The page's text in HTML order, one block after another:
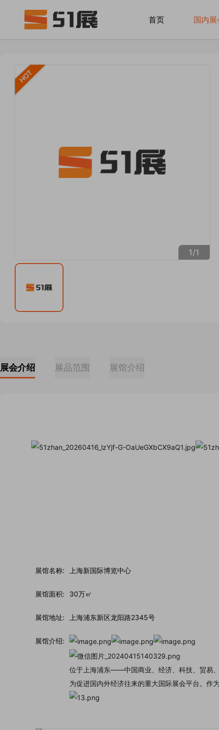
首页 国内展
1/1
展会介绍 展品范围 展馆介绍
展馆名称: 上海新国际博览中心
展馆面积: 30万㎡
展馆地址: 上海浦东新区龙阳路2345号
展馆介绍:
位于上海浦东——中国商业、经济、科技、贸易
为促进国内外经济往来的重大国际展会平台。作